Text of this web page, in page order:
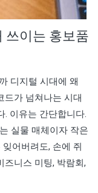
쓰이는 홍보품
디지털 시대에 왜
드가 넘쳐나는 시대
. 이유는 간단합니다.
실물 매체이자 작은
어버려도, 손에 쥐
즈니스 미팅, 박람회,